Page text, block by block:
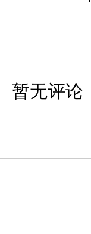
暂无评论